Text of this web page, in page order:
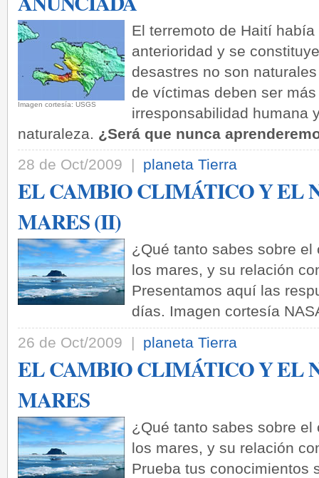
­Imagen cortesía: USGS
El terremoto de Haití
anterioridad y se
desastres no son
de víctimas deben ser
irresponsabilidad humana
naturaleza. ¿Será que nunca
28 de Oct/2009 | planeta Tierra
EL CAMBIO CLIMÁTICO Y EL
MARES (II)
¿Qué tanto sabes sobre
los mares, y su relación
Presentamos aquí las
días. Imagen cortesía
26 de Oct/2009 | planeta Tierra
EL CAMBIO CLIMÁTICO Y EL
MARES
¿Qué tanto sabes sobre
los mares, y su relación
Prueba tus conocimientos